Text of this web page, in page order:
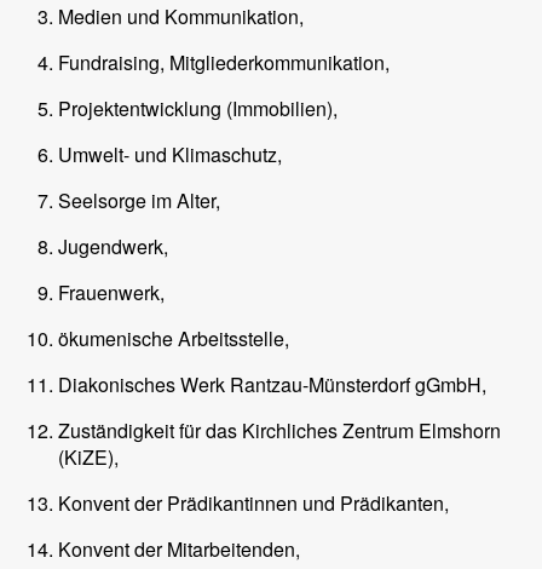
Medien und Kommunikation,
Fundraising, Mitgliederkommunikation,
Projektentwicklung (Immobilien),
Umwelt- und Klimaschutz,
Seelsorge im Alter,
Jugendwerk,
Frauenwerk,
ökumenische Arbeitsstelle,
Diakonisches Werk Rantzau-Münsterdorf gGmbH,
Zuständigkeit für das Kirchliches Zentrum Elmshorn
(KiZE),
Konvent der Prädikantinnen und Prädikanten,
Konvent der Mitarbeitenden,